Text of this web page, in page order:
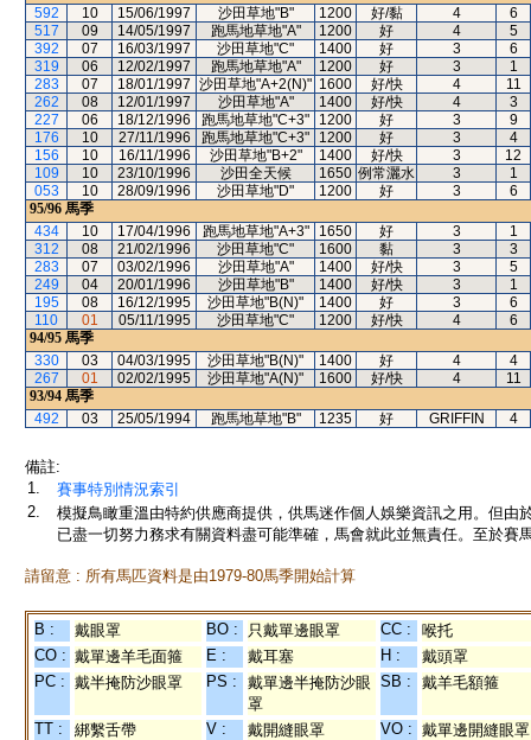
592
10 15/06/1997 沙田草地"B" 1200 好/黏 4
6
517
09 14/05/1997 跑馬地草地"A" 1200 好 4
5
392
07 16/03/1997 沙田草地"C" 1400 好 3
6
319
06 12/02/1997 跑馬地草地"A" 1200 好 3
1
283
07 18/01/1997 沙田草地"A+2(N)" 1600 好/快 4
11
262
08 12/01/1997 沙田草地"A" 1400 好/快 4
3
227
06 18/12/1996 跑馬地草地"C+3" 1200 好 3
9
176
10 27/11/1996 跑馬地草地"C+3" 1200 好 3
4
156
10 16/11/1996 沙田草地"B+2" 1400 好/快 3
12
109
10 23/10/1996 沙田全天候 1650 例常灑水 3
1
053
10 28/09/1996 沙田草地"D" 1200 好 3
6
95/96 馬季
434
10 17/04/1996 跑馬地草地"A+3" 1650 好 3
1
312
08 21/02/1996 沙田草地"C" 1600 黏 3
3
283
07 03/02/1996 沙田草地"A" 1400 好/快 3
5
249
04 20/01/1996 沙田草地"B" 1400 好/快 3
1
195
08 16/12/1995 沙田草地"B(N)" 1400 好 3
6
110
01 05/11/1995 沙田草地"C" 1200 好/快 4
6
94/95 馬季
330
03 04/03/1995 沙田草地"B(N)" 1400 好 4
4
267
01 02/02/1995 沙田草地"A(N)" 1600 好/快 4
11
93/94 馬季
492
03 25/05/1994 跑馬地草地"B" 1235 好 GRIFFIN 4
備註:
1.
賽事特別情況索引
2.
模擬鳥瞰重溫由特約供應商提供，供馬迷作個人娛樂資訊之用。但
已盡一切努力務求有關資料盡可能準確，馬會就此並無責任。至於賽
請留意 : 所有馬匹資料是由1979-80馬季開始計算
B : 戴眼罩 BO : 只戴單邊眼罩 CC :
喉托
CO : 戴單邊羊毛面箍 E : 戴耳塞 H :
戴頭罩
PC : 戴半掩防沙眼罩 PS :
戴單邊半掩防沙眼
罩
SB : 戴羊毛額箍
TT : 綁繫舌帶 V : 戴開縫眼罩 VO : 戴單邊開縫眼罩